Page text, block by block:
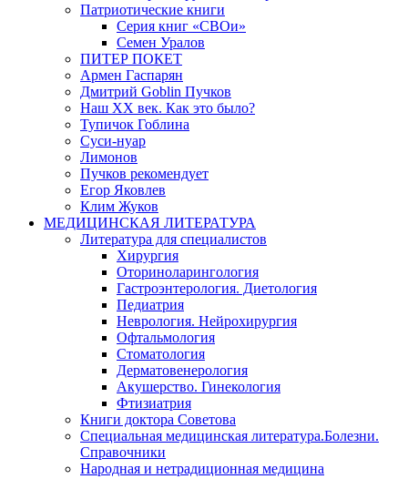
Патриотические книги
Серия книг «СВОи»
Семен Уралов
ПИТЕР ПОКЕТ
Армен Гаспарян
Дмитрий Goblin Пучков
Наш XX век. Как это было?
Тупичок Гоблина
Суси-нуар
Лимонов
Пучков рекомендует
Егор Яковлев
Клим Жуков
МЕДИЦИНСКАЯ ЛИТЕРАТУРА
Литература для специалистов
Хирургия
Оториноларингология
Гастроэнтерология. Диетология
Педиатрия
Неврология. Нейрохирургия
Офтальмология
Стоматология
Дерматовенерология
Акушерство. Гинекология
Фтизиатрия
Книги доктора Советова
Специальная медицинская литература.Болезни.
Справочники
Народная и нетрадиционная медицина